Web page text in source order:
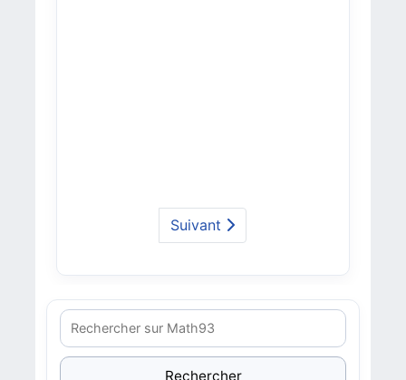
Suivant
Rechercher